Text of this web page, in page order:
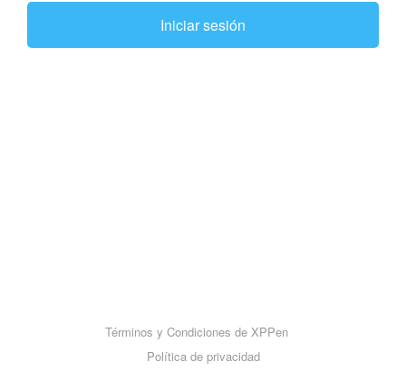
Iniciar sesión
Términos y Condiciones de XPPen
Política de privacidad